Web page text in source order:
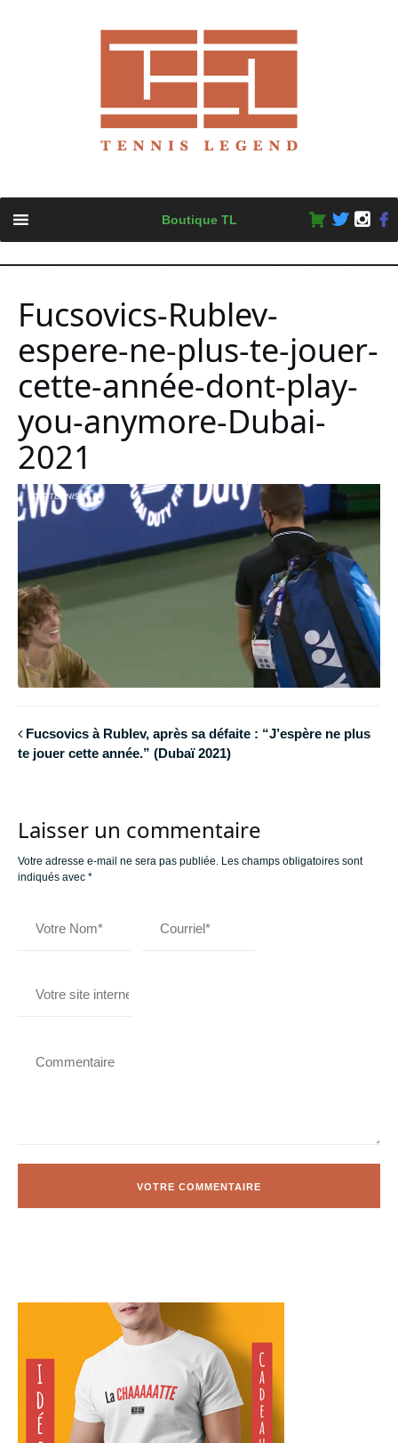
content
Boutique TL
Fucsovics-Rublev-
espere-ne-plus-te-jouer-
cette-année-dont-play-
you-anymore-Dubai-
2021
Fucsovics à Rublev, après sa défaite : “J’espère ne plus
te jouer cette année.” (Dubaï 2021)
Laisser un commentaire
Votre adresse e-mail ne sera pas publiée. Les champs obligatoires sont
indiqués avec *